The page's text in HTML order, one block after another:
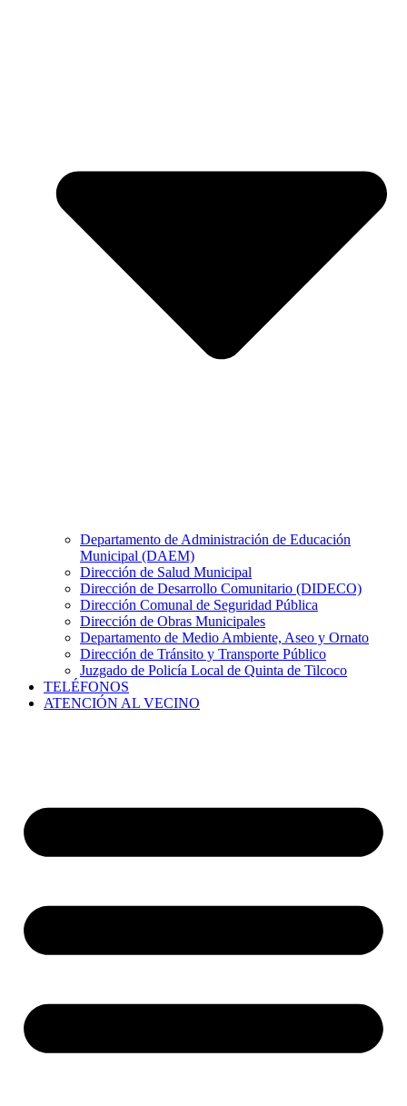
Departamento de Administración de Educación
Municipal (DAEM)
Dirección de Salud Municipal
Dirección de Desarrollo Comunitario (DIDECO)
Dirección Comunal de Seguridad Pública
Dirección de Obras Municipales
Departamento de Medio Ambiente, Aseo y Ornato
Dirección de Tránsito y Transporte Público
Juzgado de Policía Local de Quinta de Tilcoco
TELÉFONOS
ATENCIÓN AL VECINO